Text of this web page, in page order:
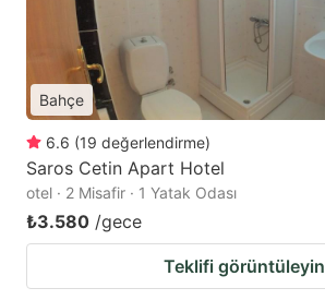
Bahçe
6.6 (19 değerlendirme)
Saros Cetin Apart Hotel
otel · 2 Misafir · 1 Yatak Odası
₺3.580 /gece
Teklifi görüntüleyin